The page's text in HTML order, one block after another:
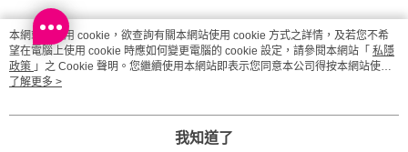
熱門標籤
熱銷排行
本網站中使用 cookie，欲查詢有關本網站使用 cookie 方式之詳情，及若您不希
望在電腦上使用 cookie 時應如何變更電腦的 cookie 設定，請參閱本網站「 私隱
政策 」之 Cookie 聲明。您繼續使用本網站即表示您同意本公司得按本網站使用
條款之 Cookie 聲明使用 cookie。
了解更多 >
我知道了